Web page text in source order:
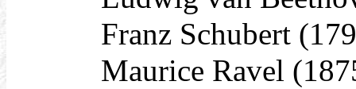
Franz Schubert
Maurice Ravel